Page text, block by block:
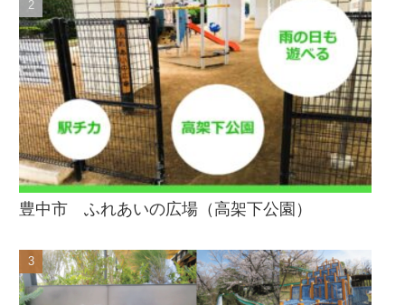
豊中市 ふれあいの広場（高架下公園）